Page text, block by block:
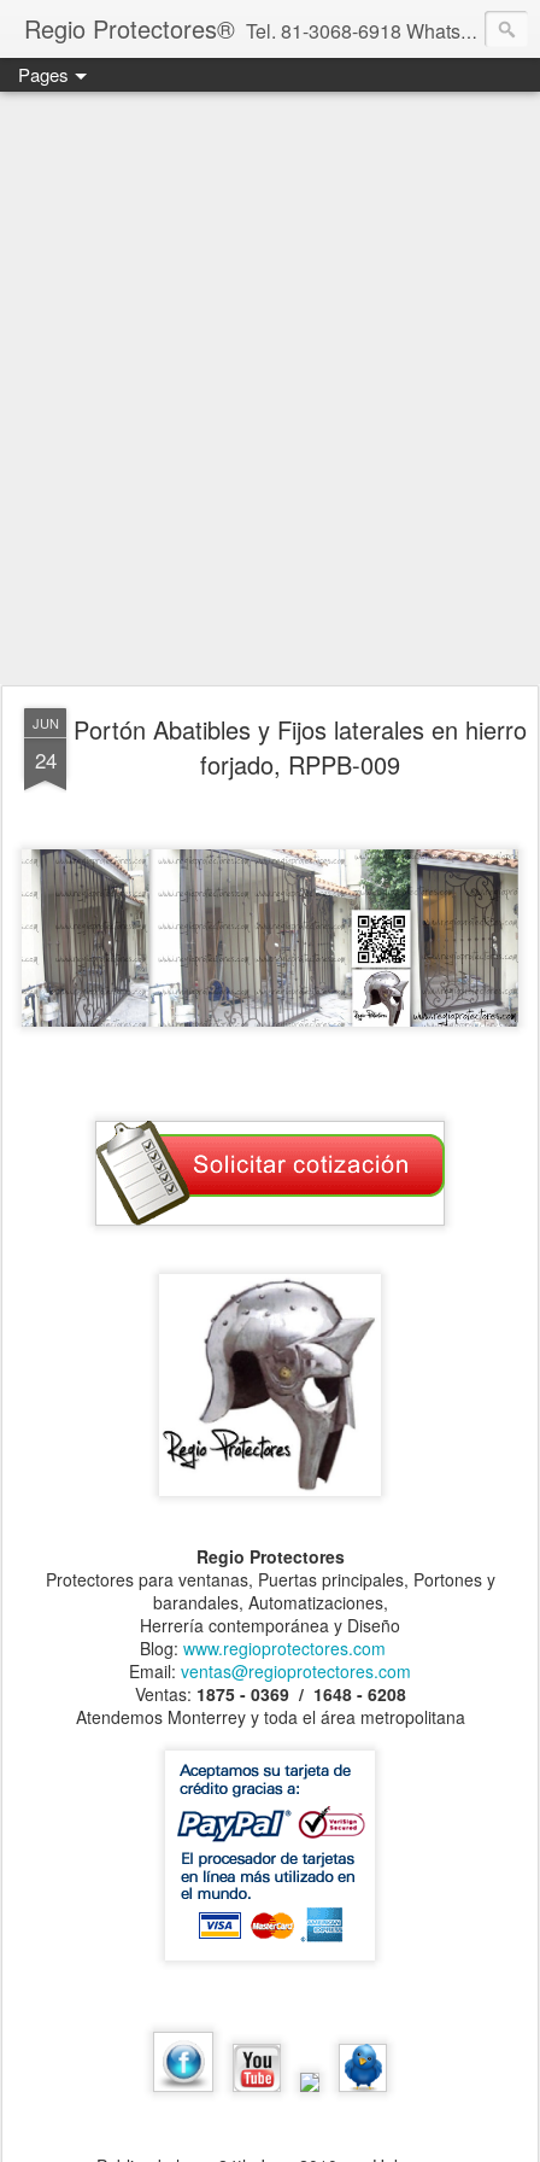
Regio Protectores® Tel. 81-3068-6918 WhatsApp 81-2636-2823 / 33-1145-3780 cotizacionregioprotectores@gmail.com / regioprotectores@gmail.com https://www.facebook.com/RegioProtectores/
Pages
JUN
24
Portón Abatibles y Fijos laterales en hierro
forjado, RPPB-009
Regio Protectores
Protectores para ventanas, Puertas principales, Portones y
barandales, Automatizaciones,
Herrería contemporánea y Diseño
Blog: www.regioprotectores.com
Email: ventas@regioprotectores.com
Ventas: 1875 - 0369 / 1648 - 6208
Atendemos Monterrey y toda el área metropolitana